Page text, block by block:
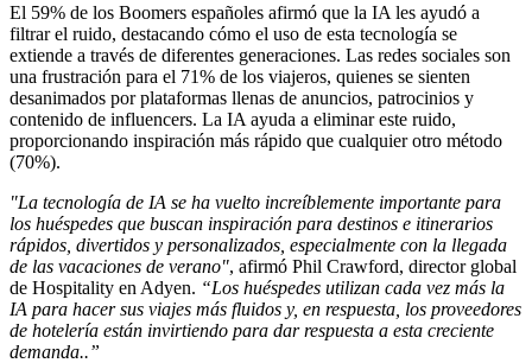
El 59% de los Boomers españoles afirmó que la IA les ayudó a
filtrar el ruido, destacando cómo el uso de esta tecnología se
extiende a través de diferentes generaciones. Las redes sociales son
una frustración para el 71% de los viajeros, quienes se sienten
desanimados por plataformas llenas de anuncios, patrocinios y
contenido de influencers. La IA ayuda a eliminar este ruido,
proporcionando inspiración más rápido que cualquier otro método
"La tecnología de IA se ha vuelto increíblemente importante para
los huéspedes que buscan inspiración para destinos e itinerarios
rápidos, divertidos y personalizados, especialmente con la llegada
de las vacaciones de verano", afirmó Phil Crawford, director global
de Hospitality en Adyen. “Los huéspedes utilizan cada vez más la
IA para hacer sus viajes más fluidos y, en respuesta, los proveedores
de hotelería están invirtiendo para dar respuesta a esta creciente
demanda..”